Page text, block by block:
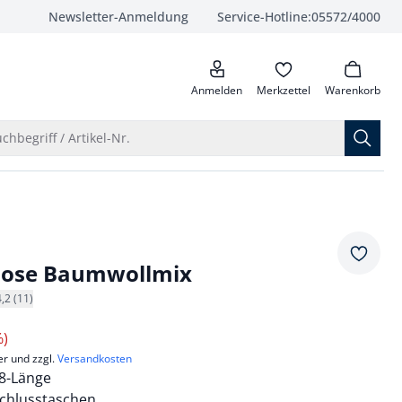
Newsletter-Anmeldung Service-Hotline:05572/4000
anrufen
Anmelden Merkzettel Warenkorb
/ Artikel-Nr.
Baumwollmix
(11)
und zzgl.Versandkosten
Länge